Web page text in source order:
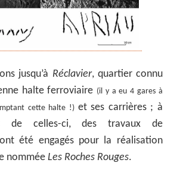
jusqu’à Réclavier, quartier connu
halte ferroviaire (il y a eu 4 gares à
cette halte !)et ses carrières ; à
de celles-ci, des travaux de
été engagés pour la réalisation
nomméeLes Roches Rouges.